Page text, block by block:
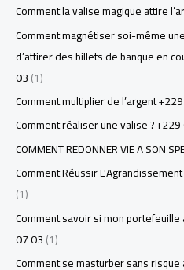
Comment la valise magique attire
Comment magnétiser soi-même
d’attirer des billets de banque en
03(1)
Comment multiplier de l’argent
Comment réaliser une valise ?
COMMENT REDONNER VIE A SON
Comment Réussir
(1)
Comment savoir si mon
07 03(1)
Comment se masturber sans